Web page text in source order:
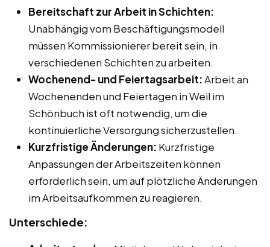
Bereitschaft zur Arbeit in Schichten:
Unabhängig vom Beschäftigungsmodell
müssen Kommissionierer bereit sein, in
verschiedenen Schichten zu arbeiten.
Wochenend- und Feiertagsarbeit:Arbeit an
Wochenenden und Feiertagen in Weil im
Schönbuch ist oft notwendig, um die
kontinuierliche Versorgung sicherzustellen.
Kurzfristige Änderungen: Kurzfristige
Anpassungen der Arbeitszeiten können
erforderlich sein, um auf plötzliche Änderungen
im Arbeitsaufkommen zu reagieren.
Unterschiede: